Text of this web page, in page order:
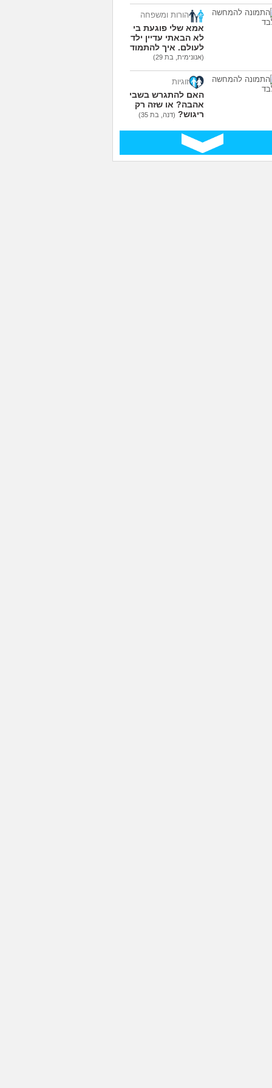
הורות ומשפחה
אמא שלי פוגעת בי כי
לא הבאתי עדיין ילדים
לעולם. איך להתמודד?
(אנונימית, בת 29)
זוגיות
האם להתגרש בשביל
אהבה? או שזה רק
ריגוש? (דנה, בת 35)